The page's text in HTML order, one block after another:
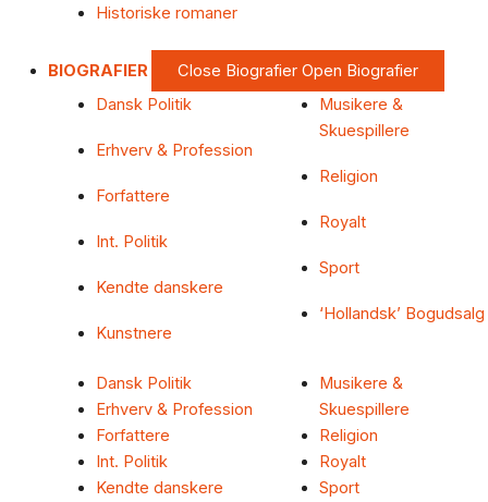
Historiske romaner
BIOGRAFIER Close Biografier Open Biografier
Dansk Politik
Erhverv & Profession
Forfattere
Int. Politik
Kendte danskere
Kunstnere
Musikere &
Skuespillere
Religion
Royalt
Sport
‘Hollandsk’ Bogudsalg
Dansk Politik
Erhverv & Profession
Forfattere
Int. Politik
Kendte danskere
Musikere &
Skuespillere
Religion
Royalt
Sport